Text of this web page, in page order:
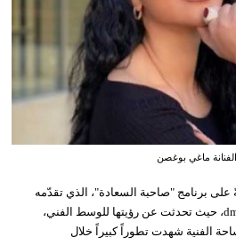
الفنانة ماغي بوغصن
برنامج "صاحبة السعادة"، الذي تقدّمه
الفنانة إسعاد يونس على قناة dmc، حيث تحدثت عن رؤيتها للوسط الفني،
الفنية شهدت تطوراً كبيراً خلال